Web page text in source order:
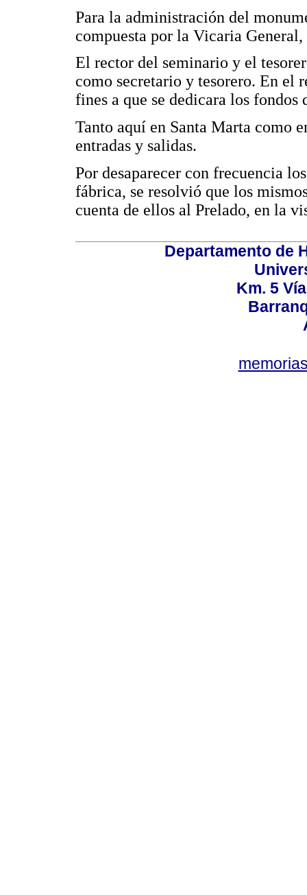
Para la administración del
compuesta por la Vicaria
El rector del seminario y el
como secretario y tesorero. En el
fines a que se dedicara los fondos
Tanto aquí en Santa Marta como
entradas y salidas.
Por desaparecer con frecuencia
fábrica, se resolvió que los
cuenta de ellos al Prelado, en la
Departamento de
Km. 5